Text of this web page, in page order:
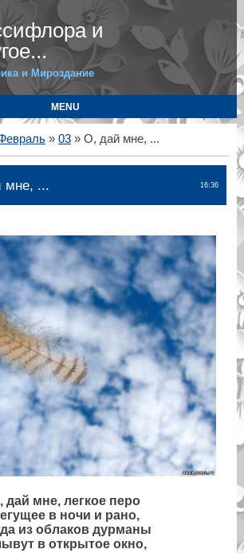
и
и Мироздание
MENU
» 03» О, дай мне, ...
16:36
мне, ...
дай мне, легкое перо
в ночи и рано,
из облаков дурманы
в открытое окно,